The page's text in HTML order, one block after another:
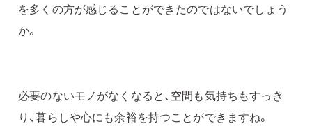
を多くの方が感じることができたのではないでしょう
か。
必要のないモノがなくなると、空間も気持ちもすっき
り、暮らしや心にも余裕を持つことができますね。